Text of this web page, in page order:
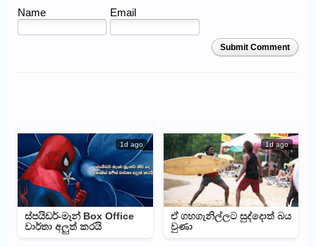
Name Email
Submit Comment
1d ago
ස්පයිඩර්-මෑන් Box Office
වාර්තා අලුත් කරයි
1d ago
ඒ ගහගැනිල්ලට සුද්දොත් බය
වුණා